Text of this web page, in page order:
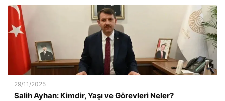
29/11/2025
Salih Ayhan: Kimdir, Yaşı ve Görevleri Neler?